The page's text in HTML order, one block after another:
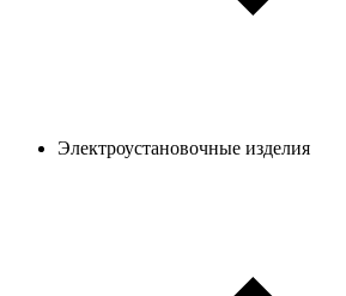
Электроустановочные изделия